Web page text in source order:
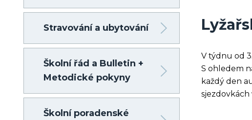
V týdnu od
S ohledem
každý den
sjezdovkách
Stravování a ubytování
Školní řád a Bulletin +
Metodické pokyny
Školní poradenské